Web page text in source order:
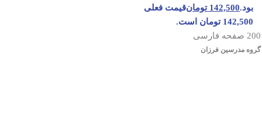
بود.142,500 تومانقیمت فعلی
142,500 تومان است.
200 صفحه فارسی
گروه مدرسین فرزان